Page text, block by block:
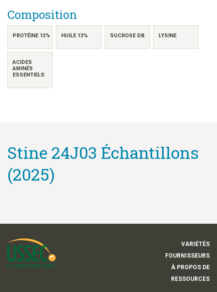
Composition
PROTÉINE 13% HUILE 13% SUCROSE DB LYSINE
ACIDES
AMINÉS
ESSENTIELS
Stine 24J03 Échantillons
(2025)
VARIÉTÉS
FOURNISSEURS
À PROPOS DE
RESSOURCES